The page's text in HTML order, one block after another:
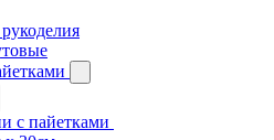
с пайетками